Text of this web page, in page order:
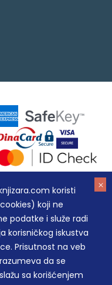
koristi
koji ne
podatke i služe radi
korisničkog iskustva
Prisutnost na veb
da se
sa korišćenjem
DOO BEOGRAD
MB: 20337524
PDV je uračunat u
u opisu proizvoda,
garantovati da su sve